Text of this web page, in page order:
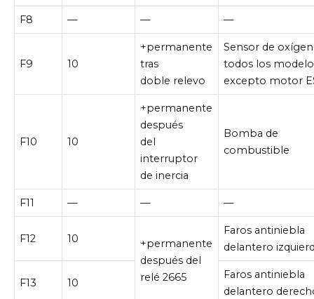
F8 — — —
F9 10
+permanente
tras
doble relevo
Sensor de
todos los
excepto motor
F10 10
+permanente
después
del
interruptor
de inercia
Bomba de
combustible
F11 — — —
F12 10
+permanente
después del
relé 2665
Faros antiniebla
delantero
F13 10
Faros antiniebla
delantero